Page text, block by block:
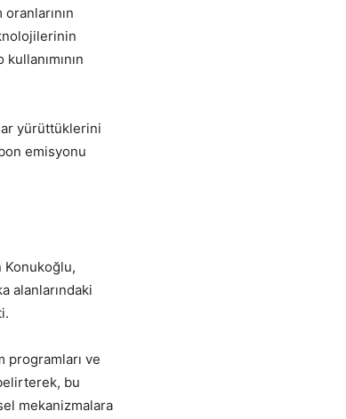
yürüttüklerini
emisyonu
alanlarındaki
programları ve
bu
mekanizmalara